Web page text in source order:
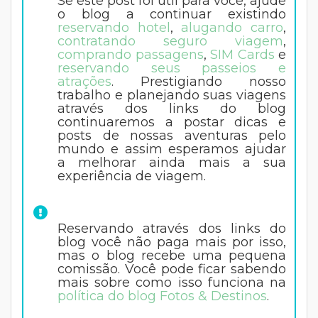
o blog a continuar existindo
reservando hotel , alugando carro,
contratando seguro viagem,
comprando passagens, SIM Cards e
reservando seus passeios e
atrações. Prestigiando nosso
trabalho e planejando suas viagens
através dos links do blog
continuaremos a postar dicas e
posts de nossas aventuras pelo
mundo e assim esperamos ajudar
a melhorar ainda mais a sua
experiência de viagem.
Reservando através dos links do
blog você não paga mais por isso,
mas o blog recebe uma pequena
comissão. Você pode ficar sabendo
mais sobre como isso funciona na
política do blog Fotos & Destinos.